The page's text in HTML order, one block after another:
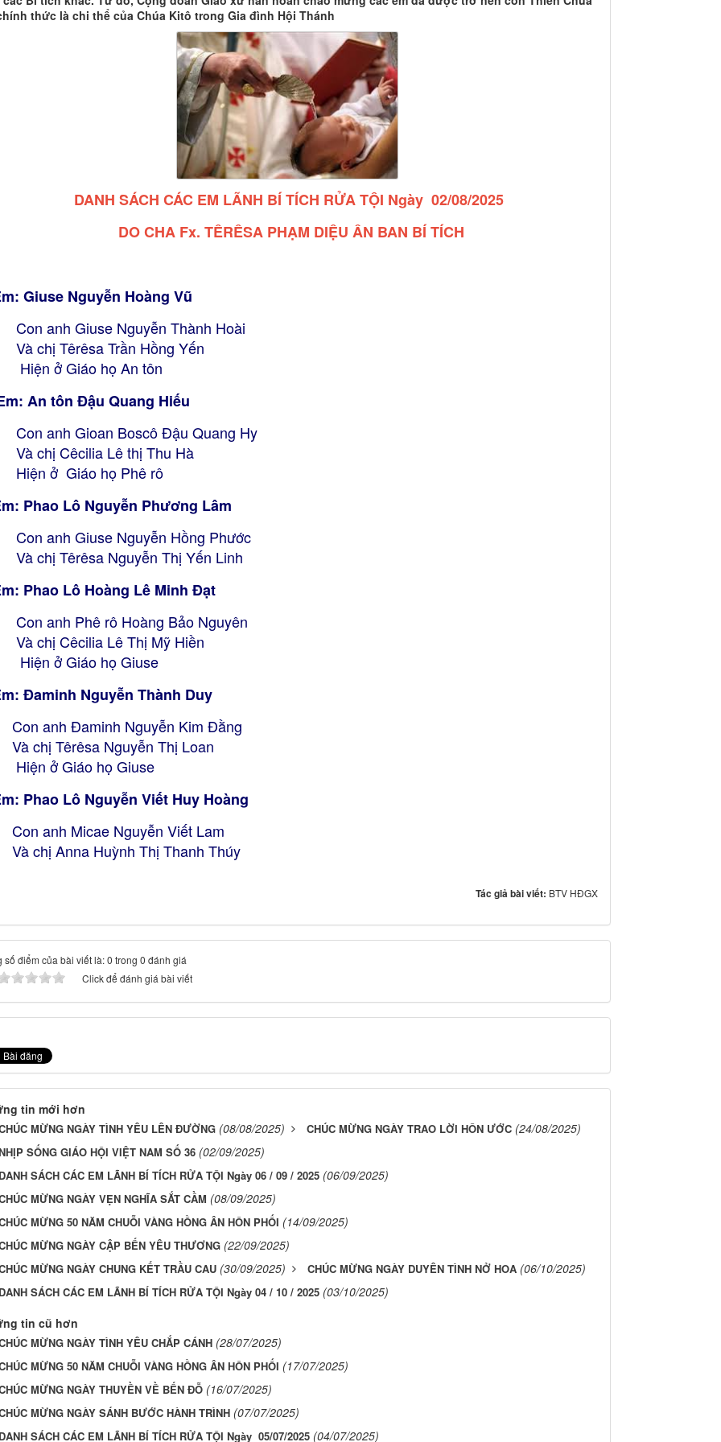
thức là chi thể của Chúa Kitô trong Gia đình Hội Thánh
DANH SÁCH CÁC EM LÃNH BÍ TÍCH RỬA TỘI Ngày 02/08/2025
DOCHA Fx. TÊRÊSA PHẠM DIỆU ÂN BAN BÍ TÍCH
Giuse Nguyễn Hoàng Vũ
anh Giuse Nguyễn Thành Hoài
chị Têrêsa Trần Hồng Yến
ở Giáo họ An tôn
An tôn Đậu Quang Hiếu
anh Gioan Boscô Đậu Quang Hy
chị Cêcilia Lê thị Thu Hà
ở Giáo họ Phê rô
Phao Lô Nguyễn Phương Lâm
anh Giuse Nguyễn Hồng Phước
chị Têrêsa Nguyễn Thị Yến Linh
Phao Lô Hoàng Lê Minh Đạt
anh Phê rô Hoàng Bảo Nguyên
chị Cêcilia Lê Thị Mỹ Hiền
ở Giáo họ Giuse
Đaminh Nguyễn Thành Duy
anh Đaminh Nguyễn Kim Đằng
chị Têrêsa Nguyễn Thị Loan
ở Giáo họ Giuse
Phao Lô Nguyễn Viết Huy Hoàng
anh Micae Nguyễn Viết Lam
chị Anna Huỳnh Thị Thanh Thúy
Tác giả bài viết: BTV HĐGX
số điểm của bài viết là: 0 trong 0 đánh giá
Click để đánh giá bài viết
tin mới hơn
MỪNG NGÀY TÌNH YÊU LÊN ĐƯỜNG (08/08/2025) CHÚC MỪNG NGÀY TRAO LỜI HÔN ƯỚC (24/08/2025)
SỐNG GIÁO HỘI VIỆT NAM SỐ 36 (02/09/2025)
SÁCH CÁC EM LÃNH BÍ TÍCH RỬA TỘI Ngày 06 / 09 / 2025 (06/09/2025)
MỪNG NGÀY VẸN NGHĨA SẮT CẦM (08/09/2025)
MỪNG 50 NĂM CHUỖI VÀNG HỒNG ÂN HÔN PHỐI (14/09/2025)
MỪNG NGÀY CẬP BẾN YÊU THƯƠNG (22/09/2025)
MỪNG NGÀY CHUNG KẾT TRẦU CAU (30/09/2025) CHÚC MỪNG NGÀY DUYÊN TÌNH NỞ HOA (06/10/2025)
SÁCH CÁC EM LÃNH BÍ TÍCH RỬA TỘI Ngày 04 / 10 / 2025 (03/10/2025)
tin cũ hơn
MỪNG NGÀY TÌNH YÊU CHẮP CÁNH (28/07/2025)
MỪNG 50 NĂM CHUỖI VÀNG HỒNG ÂN HÔN PHỐI (17/07/2025)
MỪNG NGÀY THUYỀN VỀ BẾN ĐỖ (16/07/2025)
MỪNG NGÀY SÁNH BƯỚC HÀNH TRÌNH (07/07/2025)
SÁCH CÁC EM LÃNH BÍ TÍCH RỬA TỘI Ngày 05/07/2025 (04/07/2025)